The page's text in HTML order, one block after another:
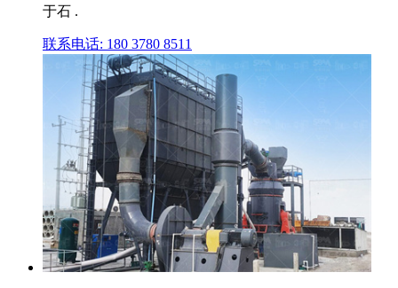
于石 .
联系电话: 180 3780 8511